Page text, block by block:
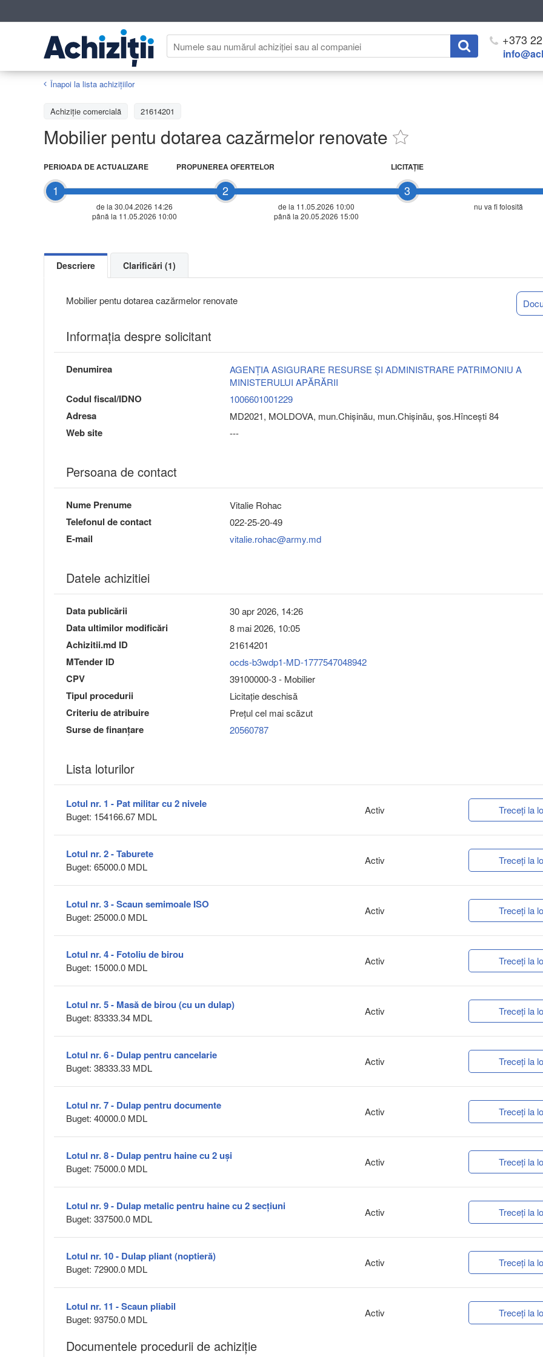
+373
Înapoi la lista achiziţiilor
Achizițiе comercială 21614201
Mobilier pentu dotarea cazărmelor renovate
1
PERIOADA DE ACTUALIZARE
de la 30.04.2026 14:26
până la 11.05.2026 10:00
2
PROPUNEREA OFERTELOR
de la 11.05.2026 10:00
până la 20.05.2026 15:00
3
LICITAŢIE
nu va fi folosită
Descriere Clarificări (1)
Mobilier pentu dotarea cazărmelor renovate
Informaţia despre solicitant
Denumirea
AGENŢIA ASIGURARE RESURSE ŞI ADMINISTRARE PATRIMONIU A
MINISTERULUI APĂRĂRII
Codul fiscal/IDNO 1006601001229
Adresa MD2021, MOLDOVA, mun.Chişinău, mun.Chişinău, şos.Hînceşti 84
Web site ---
Persoana de contact
Nume Prenume Vitalie Rohac
Telefonul de contact 022-25-20-49
E-mail vitalie.rohac@army.md
Datele achizitiei
Data publicării 30 apr 2026, 14:26
Data ultimilor modificări 8 mai 2026, 10:05
Achizitii.md ID 21614201
MTender ID ocds-b3wdp1-MD-1777547048942
CPV 39100000-3 - Mobilier
Tipul procedurii Licitație deschisă
Criteriu de atribuire Preţul cel mai scăzut
Surse de finanțare 20560787
Lista loturilor
Lotul nr. 1 - Pat militar cu 2 nivele
Buget: 154166.67 MDL
Activ Treceți la
Lotul nr. 2 - Taburete
Buget: 65000.0 MDL
Activ Treceți la
Lotul nr. 3 - Scaun semimoale ISO
Buget: 25000.0 MDL
Activ Treceți la
Lotul nr. 4 - Fotoliu de birou
Buget: 15000.0 MDL
Activ Treceți la
Lotul nr. 5 - Masă de birou (cu un dulap)
Buget: 83333.34 MDL
Activ Treceți la
Lotul nr. 6 - Dulap pentru cancelarie
Buget: 38333.33 MDL
Activ Treceți la
Lotul nr. 7 - Dulap pentru documente
Buget: 40000.0 MDL
Activ Treceți la
Lotul nr. 8 - Dulap pentru haine cu 2 uși
Buget: 75000.0 MDL
Activ Treceți la
Lotul nr. 9 - Dulap metalic pentru haine cu 2 secțiuni
Buget: 337500.0 MDL
Activ Treceți la
Lotul nr. 10 - Dulap pliant (noptieră)
Buget: 72900.0 MDL
Activ Treceți la
Lotul nr. 11 - Scaun pliabil
Buget: 93750.0 MDL
Activ Treceți la
Documentele procedurii de achiziție